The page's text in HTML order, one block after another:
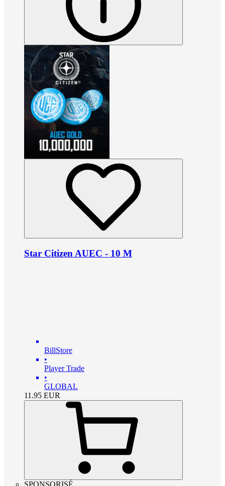
Star Citizen AUEC - 10 M
BillStore
•
Player Trade
•
GLOBAL
11.95 EUR
SPONSORISÉ